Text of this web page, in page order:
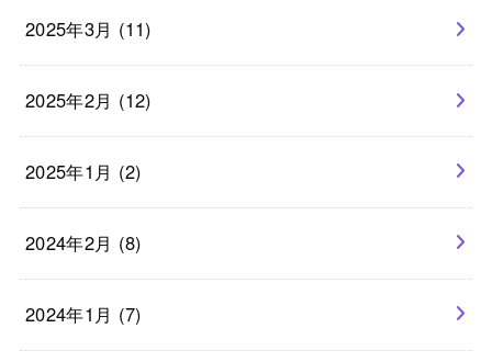
2025年3月 (11)
2025年2月 (12)
2025年1月 (2)
2024年2月 (8)
2024年1月 (7)